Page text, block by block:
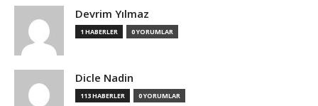
Devrim Yılmaz
1 HABERLER 0 YORUMLAR
Dicle Nadin
113 HABERLER 0 YORUMLAR